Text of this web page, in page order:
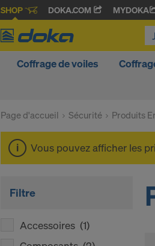
SHOP DOKA.COM MYDOKA
Coffrage de voiles
Page d'accueil Sécurité Produits
Vous pouvez afficher les
Filtre
Accessoires (1)